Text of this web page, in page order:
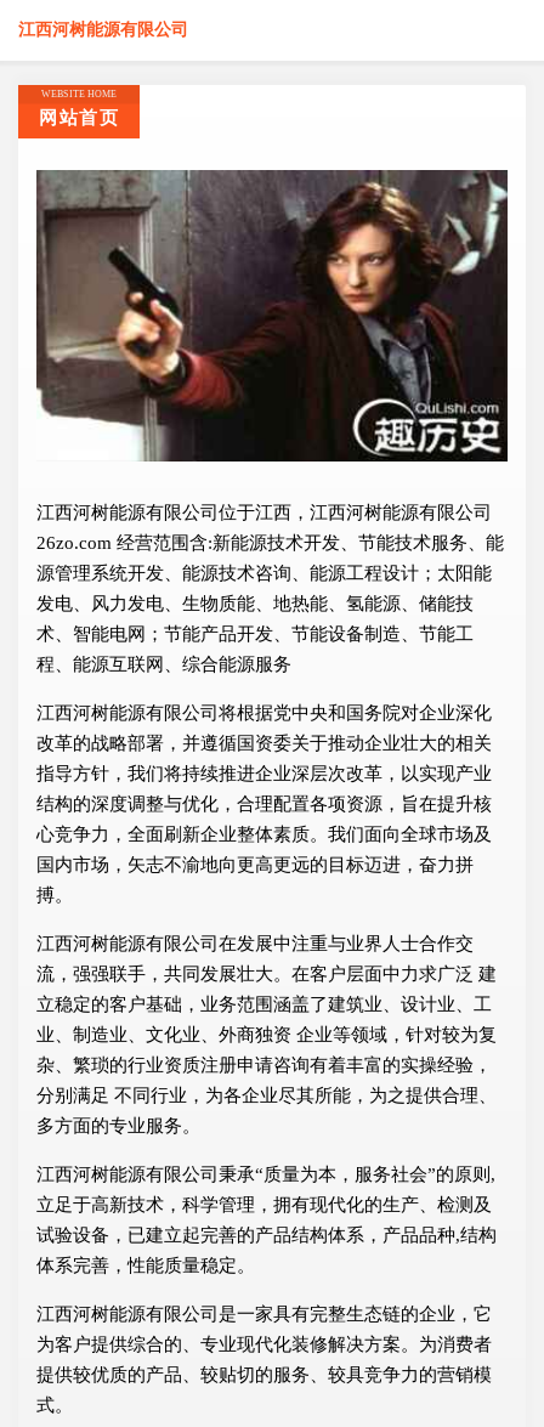
江西河树能源有限公司
WEBSITE HOME
网站首页
江西河树能源有限公司位于江西，江西河树能源有限公司
26zo.com 经营范围含:新能源技术开发、节能技术服务、能
源管理系统开发、能源技术咨询、能源工程设计；太阳能
发电、风力发电、生物质能、地热能、氢能源、储能技
术、智能电网；节能产品开发、节能设备制造、节能工
程、能源互联网、综合能源服务
江西河树能源有限公司将根据党中央和国务院对企业深化
改革的战略部署，并遵循国资委关于推动企业壮大的相关
指导方针，我们将持续推进企业深层次改革，以实现产业
结构的深度调整与优化，合理配置各项资源，旨在提升核
心竞争力，全面刷新企业整体素质。我们面向全球市场及
国内市场，矢志不渝地向更高更远的目标迈进，奋力拼
搏。
江西河树能源有限公司在发展中注重与业界人士合作交
流，强强联手，共同发展壮大。在客户层面中力求广泛 建
立稳定的客户基础，业务范围涵盖了建筑业、设计业、工
业、制造业、文化业、外商独资 企业等领域，针对较为复
杂、繁琐的行业资质注册申请咨询有着丰富的实操经验，
分别满足 不同行业，为各企业尽其所能，为之提供合理、
多方面的专业服务。
江西河树能源有限公司秉承“质量为本，服务社会”的原则,
立足于高新技术，科学管理，拥有现代化的生产、检测及
试验设备，已建立起完善的产品结构体系，产品品种,结构
体系完善，性能质量稳定。
江西河树能源有限公司是一家具有完整生态链的企业，它
为客户提供综合的、专业现代化装修解决方案。为消费者
提供较优质的产品、较贴切的服务、较具竞争力的营销模
式。